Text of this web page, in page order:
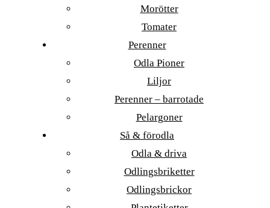
Morötter
Tomater
Perenner
Odla Pioner
Liljor
Perenner – barrotade
Pelargoner
Så & förodla
Odla & driva
Odlingsbriketter
Odlingsbrickor